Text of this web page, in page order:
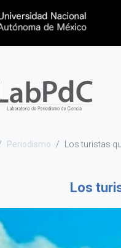
Periodismo Los turistas
Los